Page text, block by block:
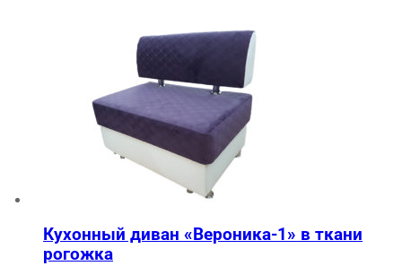
Кухонный диван «Вероника-1» в ткани
рогожка